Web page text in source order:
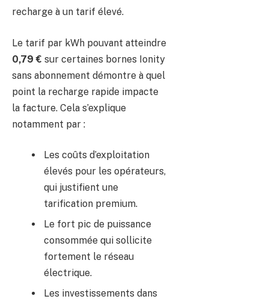
recharge à un tarif élevé.
Le tarif par kWh pouvant atteindre
0,79 € sur certaines bornes Ionity
sans abonnement démontre à quel
point la recharge rapide impacte
la facture. Cela s’explique
notamment par :
Les coûts d’exploitation
élevés pour les opérateurs,
qui justifient une
tarification premium.
Le fort pic de puissance
consommée qui sollicite
fortement le réseau
électrique.
Les investissements dans